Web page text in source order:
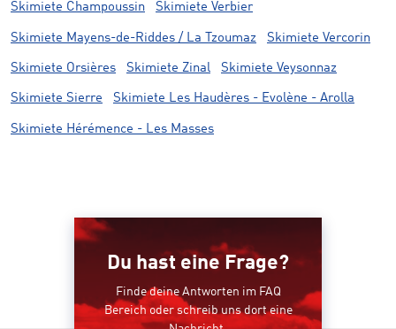
Skimiete Champoussin Skimiete Verbier
Skimiete Mayens-de-Riddes / La Tzoumaz Skimiete Vercorin
Skimiete Orsières Skimiete Zinal Skimiete Veysonnaz
Skimiete Sierre Skimiete Les Haudères - Evolène - Arolla
Skimiete Hérémence - Les Masses
Du hast eine Frage?
Finde deine Antworten im FAQ
Bereich oder schreib uns dort eine